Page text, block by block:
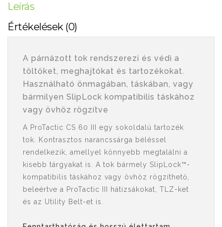
Leírás
Értékelések (0)
A párnázott tok rendszerezi és védi a
töltőket, meghajtókat és tartozékokat.
Használható önmagában, táskában, vagy
bármilyen SlipLock kompatibilis táskához
vagy övhöz rögzítve
A ProTactic CS 60 III egy sokoldalú tartozék
tok. Kontrasztos narancssárga béléssel
rendelkezik, amellyel könnyebb megtalálni a
kisebb tárgyakat is. A tok bármely SlipLock™-
kompatibilis táskához vagy övhöz rögzíthető,
beleértve a ProTactic III hátizsákokat, TLZ-ket
és az Utility Belt-et is.